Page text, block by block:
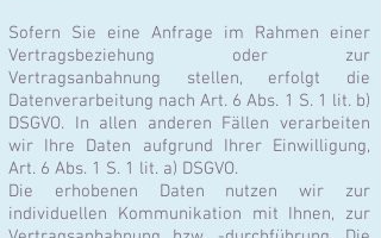
Sofern Sie eine Anfrage im Rahmen einer
Vertragsbeziehung oder zur
Vertragsanbahnung stellen, erfolgt die
Datenverarbeitung nach Art. 6 Abs. 1 S. 1 lit. b)
DSGVO. In allen anderen Fällen verarbeiten
wir Ihre Daten aufgrund Ihrer Einwilligung,
Art. 6 Abs. 1 S. 1 lit. a) DSGVO.
Die erhobenen Daten nutzen wir zur
individuellen Kommunikation mit Ihnen, zur